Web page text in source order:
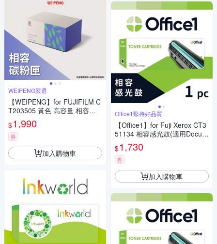
WEIPENG嚴選
【WEIPENG】for FUJIFILM C
T203505 黃色 高容量 相容碳
粉匣(適用ApeosPrint C325dw/
Apeos C325dw/C325z)
$1,990
券
加入購物車
Office1堅持好品質
【Office1】for Fuji Xerox CT3
51134 相容感光鼓(適用DocuPr
int P285/M285)
$1,730
券
加入購物車